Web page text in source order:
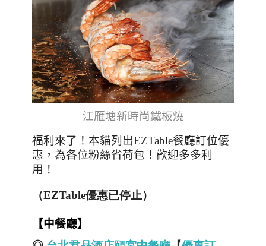
江雁塘新時尚鐵板燒
福利來了！本貓列出EZTable餐廳訂位優
惠，為各位粉絲省荷包！歡迎多多利
用！
（EZTable優惠已停止）
【中餐廳】